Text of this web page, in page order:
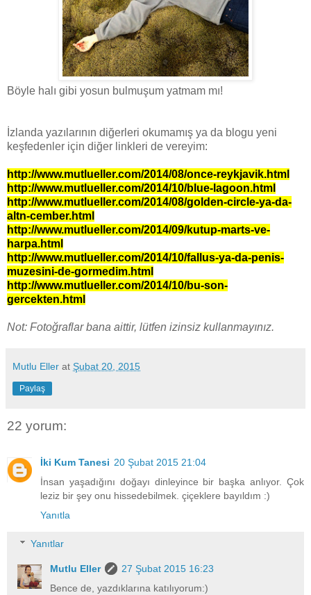
Böyle halı gibi yosun bulmuşum yatmam mı!
İzlanda yazılarının diğerleri okumamış ya da blogu yeni
keşfedenler için diğer linkleri de vereyim:
http://www.mutlueller.com/2014/08/once-reykjavik.html
http://www.mutlueller.com/2014/10/blue-lagoon.html
http://www.mutlueller.com/2014/08/golden-circle-ya-da-
altn-cember.html
http://www.mutlueller.com/2014/09/kutup-marts-ve-
harpa.html
http://www.mutlueller.com/2014/10/fallus-ya-da-penis-
muzesini-de-gormedim.html
http://www.mutlueller.com/2014/10/bu-son-
gercekten.html
Not: Fotoğraflar bana aittir, lütfen izinsiz kullanmayınız.
Mutlu Eller at Şubat 20, 2015
Paylaş
22 yorum:
İki Kum Tanesi 20 Şubat 2015 21:04
İnsan yaşadığını doğayı dinleyince bir başka anlıyor. Çok
leziz bir şey onu hissedebilmek. çiçeklere bayıldım :)
Yanıtla
Yanıtlar
Mutlu Eller
27 Şubat 2015 16:23
Bence de, yazdıklarına katılıyorum:)